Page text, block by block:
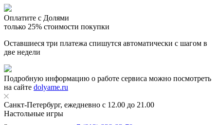
Оплатите с Долями
только 25% стоимости покупки
Оставшиеся три платежа спишутся автоматически с шагом в
две недели
Подробную информацию о работе сервиса можно посмотреть
на сайте dolyame.ru
Санкт-Петербург, ежедневно с 12.00 до 21.00
Настольные игры